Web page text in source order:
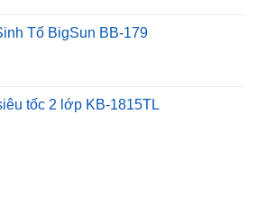
120.000 ₫.
là:
Tố BigSun BB-179
tốc 2 lớp KB-1815TL